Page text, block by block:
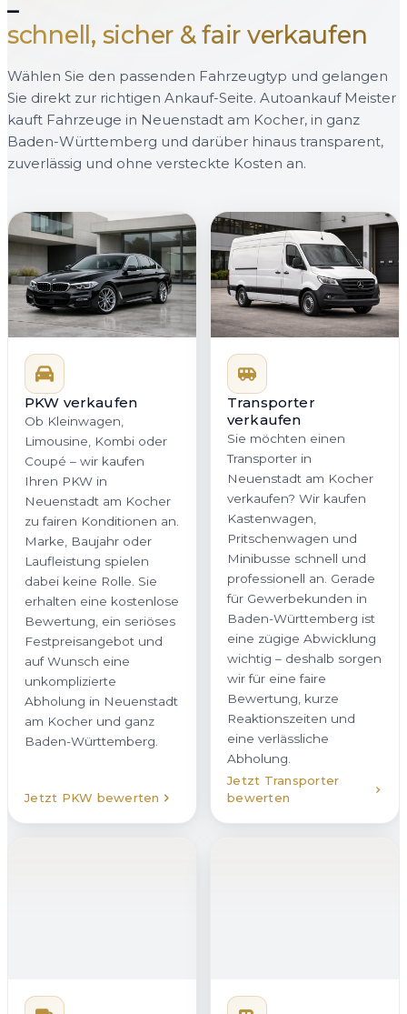
—
schnell, sicher & fair verkaufen
Wählen Sie den passenden Fahrzeugtyp und gelangen
Sie direkt zur richtigen Ankauf-Seite. Autoankauf Meister
kauft Fahrzeuge in Neuenstadt am Kocher, in ganz
Baden-Württemberg und darüber hinaus transparent,
zuverlässig und ohne versteckte Kosten an.
PKW verkaufen
Ob Kleinwagen,
Limousine, Kombi oder
Coupé – wir kaufen
Ihren PKW in
Neuenstadt am Kocher
zu fairen Konditionen an.
Marke, Baujahr oder
Laufleistung spielen
dabei keine Rolle. Sie
erhalten eine kostenlose
Bewertung, ein seriöses
Festpreisangebot und
auf Wunsch eine
unkomplizierte
Abholung in Neuenstadt
am Kocher und ganz
Baden-Württemberg.
Jetzt PKW bewerten
Transporter
verkaufen
Sie möchten einen
Transporter in
Neuenstadt am Kocher
verkaufen? Wir kaufen
Kastenwagen,
Pritschenwagen und
Minibusse schnell und
professionell an. Gerade
für Gewerbekunden in
Baden-Württemberg ist
eine zügige Abwicklung
wichtig – deshalb sorgen
wir für eine faire
Bewertung, kurze
Reaktionszeiten und
eine verlässliche
Abholung.
Jetzt Transporter
bewerten
in Neuenstadt am